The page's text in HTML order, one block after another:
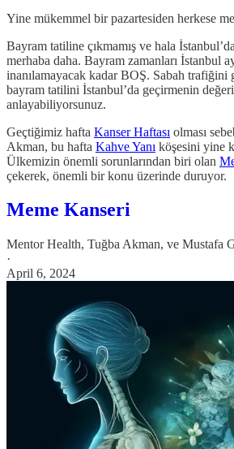
Yine mükemmel bir pazartesiden herkese
Bayram tatiline çıkmamış ve hala
merhaba daha. Bayram zamanları İstanbul
inanılamayacak kadar BOŞ. Sabah trafiğini
bayram tatilini İstanbul’da geçirmenin
anlayabiliyorsunuz.
Geçtiğimiz hafta Kanser Haftası olması
Akman, bu hafta Kahve Yanı köşesini yine
Ülkemizin önemli sorunlarından biri olan
çekerek, önemli bir konu üzerinde duruyor.
Meme Kanseri
Mentor Health, Tuğba Akman, ve Mustafa
·
April 6, 2024